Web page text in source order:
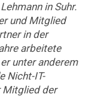
in Suhr.
und Mitglied
in der
arbeitete
unter anderem
Nicht-IT-
Mitglied der